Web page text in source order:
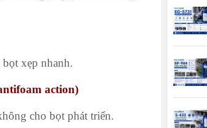
xẹp nhanh.
action)
cho bọt phát triển.